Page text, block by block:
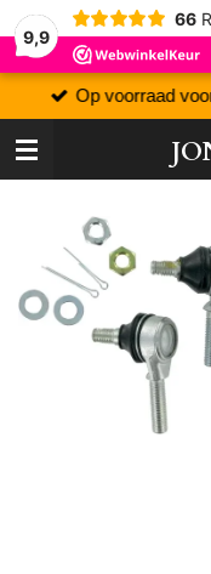
9,9
66
Op voorraad